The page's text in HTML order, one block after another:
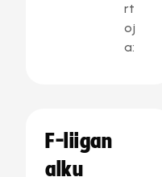
rt
oj
a:
F-liigan
alku